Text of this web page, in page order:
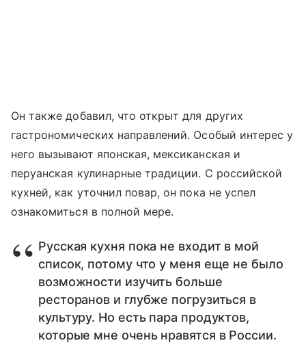
Он также добавил, что открыт для других
гастрономических направлений. Особый интерес у
него вызывают японская, мексиканская и
перуанская кулинарные традиции. С российской
кухней, как уточнил повар, он пока не успел
ознакомиться в полной мере.
Русская кухня пока не входит в мой
список, потому что у меня еще не было
возможности изучить больше
ресторанов и глубже погрузиться в
культуру. Но есть пара продуктов,
которые мне очень нравятся в России.